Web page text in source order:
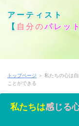
アーティスト
【 自分のパレット
トップページ ＞ 私たちの心は
ことができる
私たちは感じる